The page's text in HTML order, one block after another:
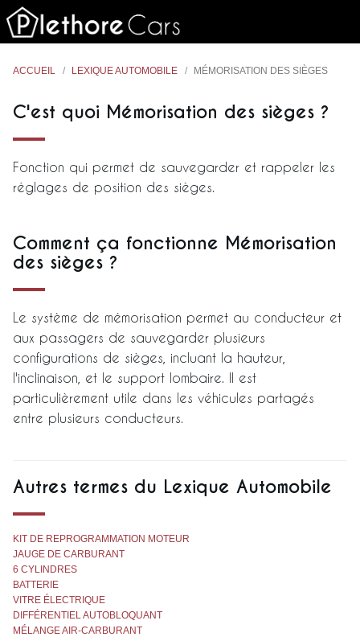
ACCUEIL LEXIQUE AUTOMOBILE MÉMORISATION DES SIÈGES
C'est quoi Mémorisation des sièges ?
Fonction qui permet de sauvegarder et rappeler les
réglages de position des sièges.
Comment ça fonctionne Mémorisation
des sièges ?
Le système de mémorisation permet au conducteur et
aux passagers de sauvegarder plusieurs
configurations de sièges, incluant la hauteur,
l'inclinaison, et le support lombaire. Il est
particulièrement utile dans les véhicules partagés
entre plusieurs conducteurs.
Autres termes du Lexique Automobile
KIT DE REPROGRAMMATION MOTEUR
JAUGE DE CARBURANT
6 CYLINDRES
BATTERIE
VITRE ÉLECTRIQUE
DIFFÉRENTIEL AUTOBLOQUANT
MÉLANGE AIR-CARBURANT